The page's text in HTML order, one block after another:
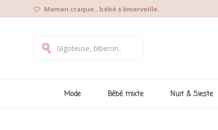
Maman craque.. bébé s'émerveille..
Mode Bébé mixte Nuit & Sieste